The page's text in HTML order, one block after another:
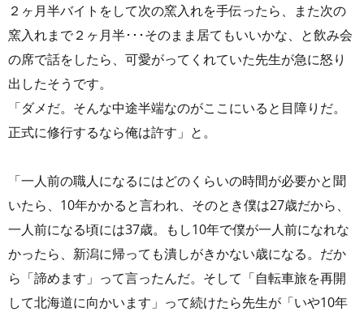
２ヶ月半バイトをして次の窯入れを手伝ったら、また次の
窯入れまで２ヶ月半･･･そのまま居てもいいかな、と飲み会
の席で話をしたら、可愛がってくれていた先生が急に怒り
出したそうです。
「ダメだ。そんな中途半端なのがここにいると目障りだ。
正式に修行するなら俺は許す」と。
「一人前の職人になるにはどのくらいの時間が必要かと聞
いたら、10年かかると言われ、そのとき僕は27歳だから、
一人前になる頃には37歳。もし10年で僕が一人前になれな
かったら、新潟に帰っても潰しがきかない歳になる。だか
ら「諦めます」って言ったんだ。そして「自転車旅を再開
して北海道に向かいます」って続けたら先生が「いや10年